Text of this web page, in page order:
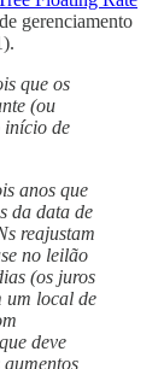
gerenciamento
que os
(ou
início de
anos que
da data de
reajustam
no leilão
(os juros
um local de
deve